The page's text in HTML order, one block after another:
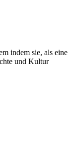
indem sie, als eine
und Kultur